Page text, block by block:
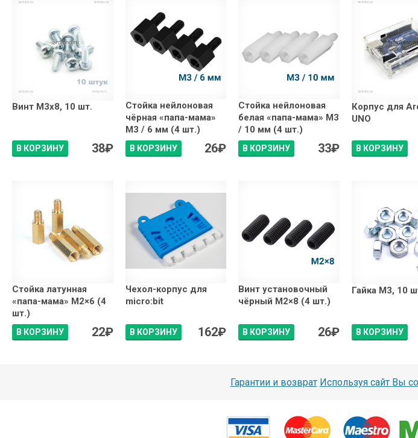
Винт М3х8, 10 шт.
В КОРЗИНУ 38₽
Стойка нейлоновая
чёрная «папа-мама»
М3 / 6 мм (4 шт.)
В КОРЗИНУ 26₽
Стойка нейлоновая
белая «папа-мама» М3
/ 10 мм (4 шт.)
В КОРЗИНУ 33₽
Корпус для
UNO
В КОРЗИНУ
Стойка латунная
«папа-мама» М2×6 (4
шт.)
В КОРЗИНУ 22₽
Чехол-корпус для
micro:bit
В КОРЗИНУ 162₽
Винт установочный
чёрный М2×8 (4 шт.)
В КОРЗИНУ 26₽
Гайка М3, 10
В КОРЗИНУ
Гарантии и возврат Используя сайт Вы